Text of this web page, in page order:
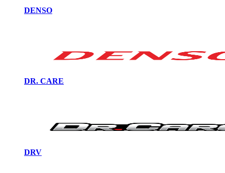
DENSO
DR. CARE
DRV